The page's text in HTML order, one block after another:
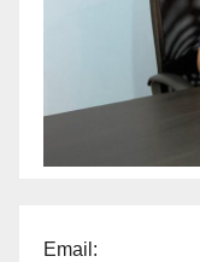
Email: